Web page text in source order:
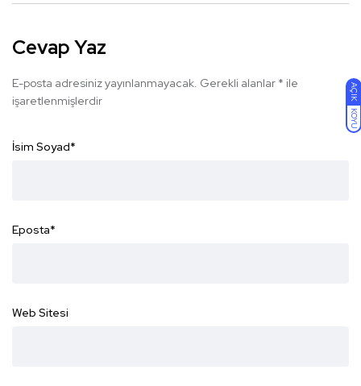
AÇIK
KOYU
Cevap Yaz
E-posta adresiniz yayınlanmayacak. Gerekli alanlar * ile
işaretlenmişlerdir
İsim Soyad*
Eposta*
Web Sitesi